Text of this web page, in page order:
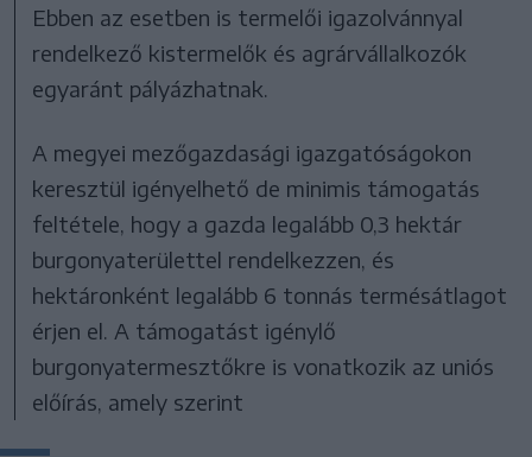
Ebben az esetben is termelői igazolvánnyal
rendelkező kistermelők és agrárvállalkozók
egyaránt pályázhatnak.
A megyei mezőgazdasági igazgatóságokon
keresztül igényelhető de minimis támogatás
feltétele, hogy a gazda legalább 0,3 hektár
burgonyaterülettel rendelkezzen, és
hektáronként legalább 6 tonnás termésátlagot
érjen el. A támogatást igénylő
burgonyatermesztőkre is vonatkozik az uniós
előírás, amely szerint